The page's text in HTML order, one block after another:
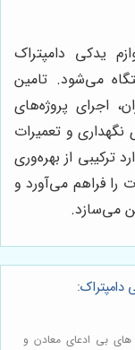
یدکی دامپتراک
می‌شود. تامین
اجرای پروژه‌های
نگهداری و تعمیرات
ترکیبی از بهره‌وری
را فراهم می‌آورد و
می‌سازد.
دامپتراک:
های بی ادعای معادن و